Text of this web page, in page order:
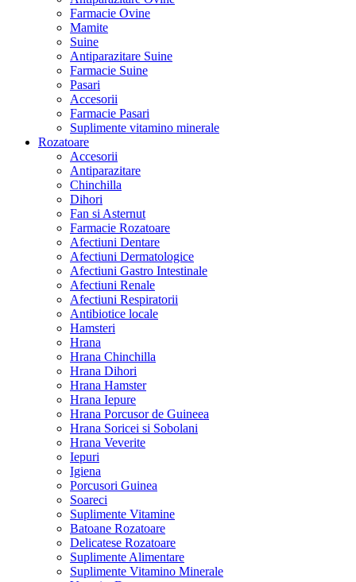
Farmacie Ovine
Mamite
Suine
Antiparazitare Suine
Farmacie Suine
Pasari
Accesorii
Farmacie Pasari
Suplimente vitamino minerale
Rozatoare
Accesorii
Antiparazitare
Chinchilla
Dihori
Fan si Asternut
Farmacie Rozatoare
Afectiuni Dentare
Afectiuni Dermatologice
Afectiuni Gastro Intestinale
Afectiuni Renale
Afectiuni Respiratorii
Antibiotice locale
Hamsteri
Hrana
Hrana Chinchilla
Hrana Dihori
Hrana Hamster
Hrana Iepure
Hrana Porcusor de Guineea
Hrana Soricei si Sobolani
Hrana Veverite
Iepuri
Igiena
Porcusori Guinea
Soareci
Suplimente Vitamine
Batoane Rozatoare
Delicatese Rozatoare
Suplimente Alimentare
Suplimente Vitamino Minerale